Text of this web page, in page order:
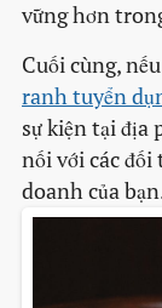
vững hơn
Cuối cùng,
ranh tuyển
sự kiện tại địa
nối với các
doanh của